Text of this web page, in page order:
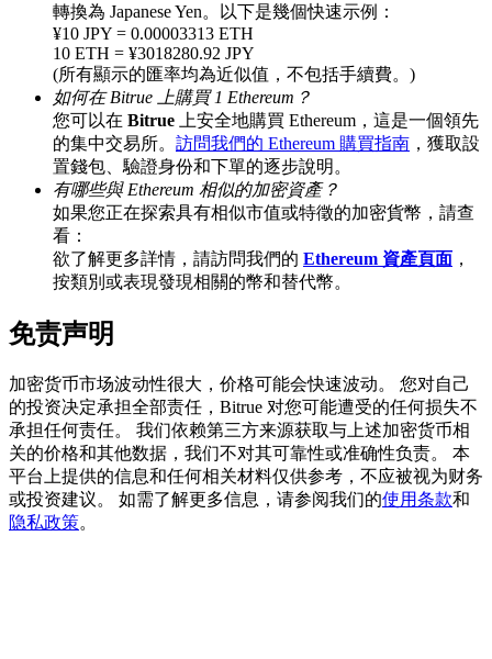
充值CASHCAT & 赢取
瓜分 500000 CASHCAT 獎池
BitMart 用戶遷移專享
註冊&交易贏 500,000 USDT
貴金屬財富季 · 交易巔峰賽
轉換為 Japanese Yen。以下是幾個快速示例：
¥10 JPY = 0.00003313 ETH
10 ETH = ¥3018280.92 JPY
(所有顯示的匯率均為近似值，不包括手續費。)
如何在 Bitrue 上購買 1 Ethereum？
您可以在 Bitrue 上安全地購買 Ethereum，這是一個領先
的集中交易所。 訪問我們的 Ethereum 購買指南 ，獲取設
置錢包、驗證身份和下單的逐步說明。
有哪些與 Ethereum 相似的加密資產？
如果您正在探索具有相似市值或特徵的加密貨幣，請查
看：
欲了解更多詳情，請訪問我們的 Ethereum 資產頁面 ，
按類別或表現發現相關的幣和替代幣。
免责声明
加密货币市场波动性很大，价格可能会快速波动。 您对自己
的投资决定承担全部责任，Bitrue 对您可能遭受的任何损失不
承担任何责任。 我们依赖第三方来源获取与上述加密货币相
关的价格和其他数据，我们不对其可靠性或准确性负责。 本
平台上提供的信息和任何相关材料仅供参考，不应被视为财务
或投资建议。 如需了解更多信息，请参阅我们的使用条款和
隐私政策。